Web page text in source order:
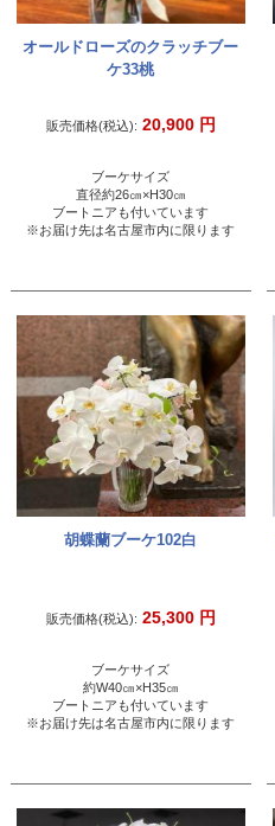
オールドローズのクラッチブー
ケ33桃
販売価格(税込): 20,900 円
ブーケサイズ
直径約26㎝×H30㎝
ブートニアも付いています
※お届け先は名古屋市内に限ります
胡蝶蘭ブーケ102白
販売価格(税込): 25,300 円
ブーケサイズ
約W40㎝×H35㎝
ブートニアも付いています
※お届け先は名古屋市内に限ります